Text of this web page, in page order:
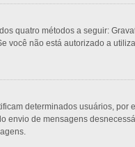
quatro métodos a seguir:
não está autorizado a
determinados usuários,
de mensagens